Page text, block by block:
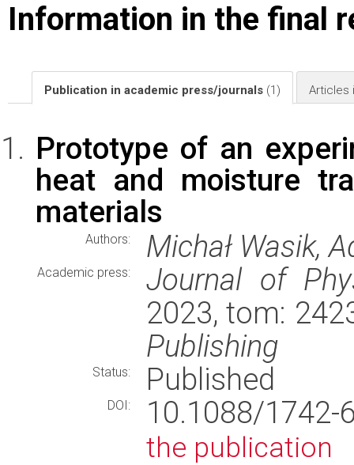
Information in the final
Publication in academic press/journals (1) Articles
Prototype of an
heat and moisture
materials
Authors: Michał Wasik,
Academic press:
Journal of
2023, tom:
Publishing
Status: Published
DOI: 10.1088/
the publication